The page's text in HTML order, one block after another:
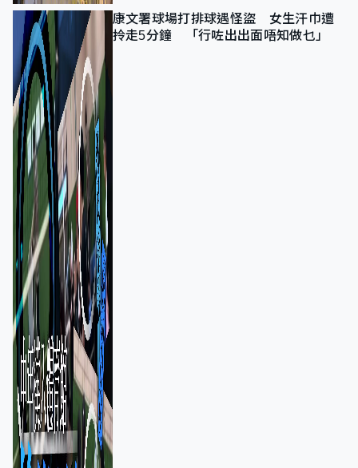
康文署球場打排球遇怪盜 女生汗巾遭
拎走5分鐘 「行咗出出面唔知做乜」